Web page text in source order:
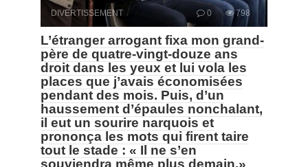
DIVERTISSEMENT 0 798
L’étranger arrogant fixa mon grand-
père de quatre-vingt-douze ans
droit dans les yeux et lui vola les
places que j’avais économisées
pendant des mois. Puis, d’un
haussement d’épaules nonchalant,
il eut un sourire narquois et
prononça les mots qui firent taire
tout le stade : « Il ne s’en
souviendra même plus demain.»